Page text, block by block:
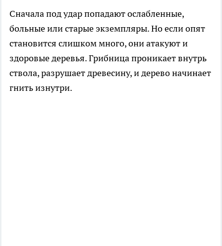
Сначала под удар попадают ослабленные,
больные или старые экземпляры. Но если опят
становится слишком много, они атакуют и
здоровые деревья. Грибница проникает внутрь
ствола, разрушает древесину, и дерево начинает
гнить изнутри.